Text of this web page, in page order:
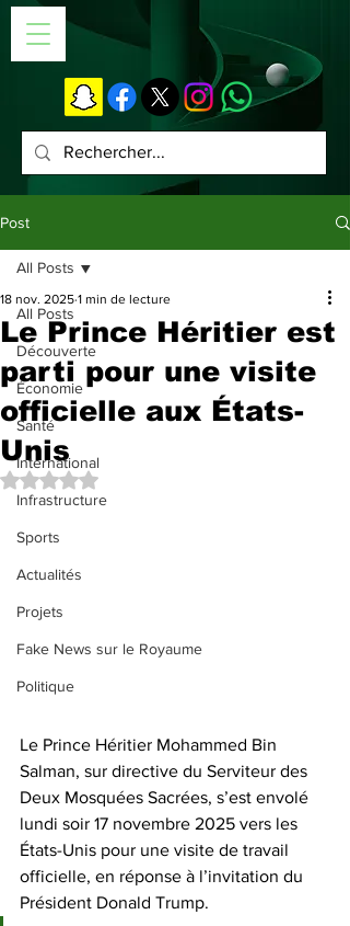
Post
All Posts
Découverte
Économie
Santé
International
Infrastructure
Sports
Actualités
Projets
Fake News sur le Royaume
Politique
All Posts
Le Prince Héritier est
parti pour une visite
officielle aux États-
Unis
18 nov. 2025 1 min de lecture
Noté NaN étoiles sur 5.
Le Prince Héritier Mohammed Bin
Salman, sur directive du Serviteur des
Deux Mosquées Sacrées, s’est envolé
lundi soir 17 novembre 2025 vers les
États-Unis pour une visite de travail
officielle, en réponse à l’invitation du
Président Donald Trump.